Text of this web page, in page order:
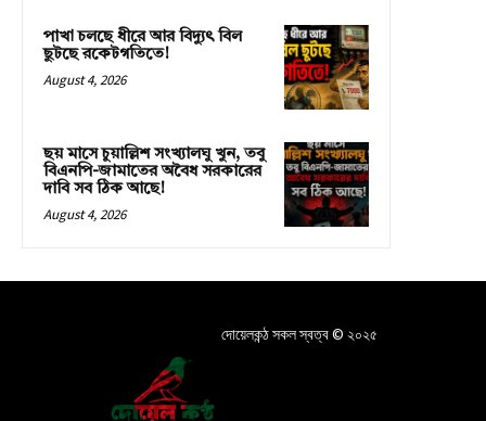
পাখা চলছে ধীরে আর বিদ্যুৎ বিল
ছুটছে রকেটগতিতে!
August 4, 2026
ছয় মাসে চুয়াল্লিশ সংখ্যালঘু খুন, তবু
বিএনপি-জামাতের অবৈধ সরকারের
দাবি সব ঠিক আছে!
August 4, 2026
দোয়েলকন্ঠ সকল স্বত্ব © ২০২৫